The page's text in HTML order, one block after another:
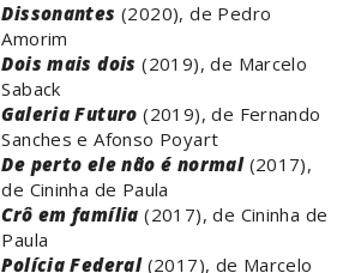
Dissonantes(2020), de Pedro
Amorim
Dois mais dois (2019), de Marcelo
Saback
Galeria Futuro (2019), de Fernando
Sanches e Afonso Poyart
De perto ele não é normal (2017),
de Cininha de Paula
Crô em família (2017), de Cininha de
Paula
Polícia Federal(2017), de Marcelo